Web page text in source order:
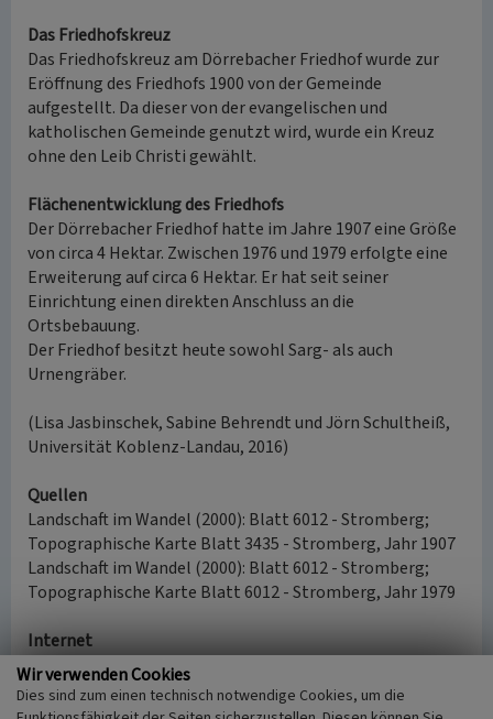
Das Friedhofskreuz
Das Friedhofskreuz am Dörrebacher Friedhof wurde zur
Eröffnung des Friedhofs 1900 von der Gemeinde
aufgestellt. Da dieser von der evangelischen und
katholischen Gemeinde genutzt wird, wurde ein Kreuz
ohne den Leib Christi gewählt.
Flächenentwicklung des Friedhofs
Der Dörrebacher Friedhof hatte im Jahre 1907 eine Größe
von circa 4 Hektar. Zwischen 1976 und 1979 erfolgte eine
Erweiterung auf circa 6 Hektar. Er hat seit seiner
Einrichtung einen direkten Anschluss an die
Ortsbebauung.
Der Friedhof besitzt heute sowohl Sarg- als auch
Urnengräber.
(Lisa Jasbinschek, Sabine Behrendt und Jörn Schultheiß,
Universität Koblenz-Landau, 2016)
Quellen
Landschaft im Wandel (2000): Blatt 6012 - Stromberg;
Topographische Karte Blatt 3435 - Stromberg, Jahr 1907
Landschaft im Wandel (2000): Blatt 6012 - Stromberg;
Topographische Karte Blatt 6012 - Stromberg, Jahr 1979
Internet
geoportal.rlp.de : Liegenschaftskarte Rheinland-Pfalz
(abgerufen am 14.10.2016)
Wir verwenden Cookies
Dies sind zum einen technisch notwendige Cookies, um die